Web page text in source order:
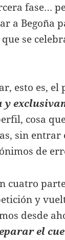
fase…
a Begoña
que se
esto es,
y
cosa
sin entrar
de
cuatro
y
desde
el